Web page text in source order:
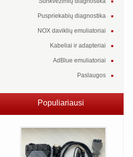
Puspriekabių diagnostika
NOX daviklių emuliatoriai
Kabeliai ir adapteriai
AdBlue emuliatoriai
Paslaugos
Populiariausi